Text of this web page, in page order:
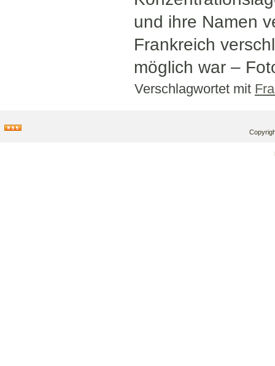
und ihre Namen
Frankreich
möglich war –
Verschlagwortet mit